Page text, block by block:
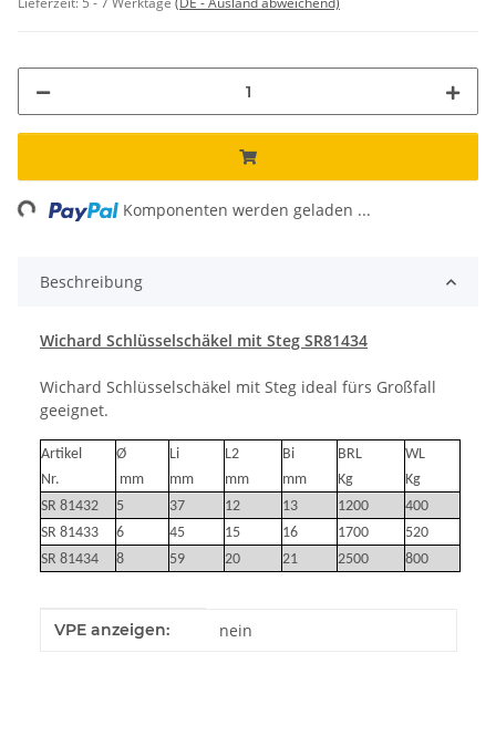
Komponenten werden geladen ...
Beschreibung
Wichard Schlüsselschäkel mit Steg SR81434
Wichard Schlüsselschäkel mit Steg ideal fürs Großfall
geeignet.
Artikel
Nr.
Ø
mm
Li
mm
L2
mm
Bi
mm
BRL
Kg
WL
Kg
SR 81432
5 37 12 13 1200
400
SR 81433
6 45 15 16 1700
520
SR 81434
8 59 20 21 2500 800
Produkteigenschaft
Wert
VPE anzeigen: nein